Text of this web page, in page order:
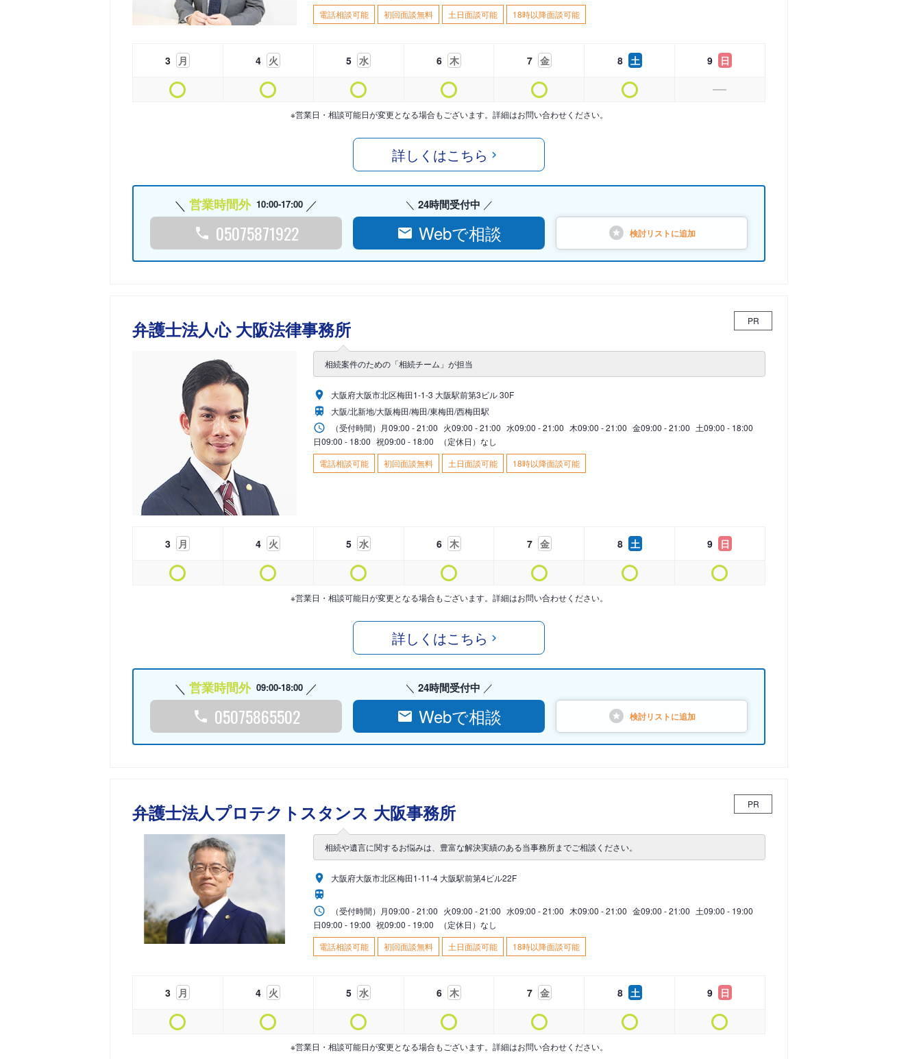
電話相談可能
初回面談無料 土日面談可能 18時以降面談可能
3 月 4 火 5 水 6 木 7 金 8 土 9 日
※営業日・相談可能日が変更となる場合もございます。詳細はお問い合わせください。
詳しくはこちら
営業時間外 10:00-17:00
05075871922
24時間受付中
Webで相談 検討リストに追加
弁護士法人心 大阪法律事務所 PR
相続案件のための「相続チーム」が担当
大阪府大阪市北区梅田1-1-3 大阪駅前第3ビル 30F
大阪/北新地/大阪梅田/梅田/東梅田/西梅田駅
（受付時間） 月09:00 - 21:00 火09:00 - 21:00 水09:00 - 21:00 木09:00 - 21:00 金09:00 - 21:00 土09:00 - 18:00
日09:00 - 18:00 祝09:00 - 18:00
（定休日）なし
電話相談可能
初回面談無料 土日面談可能 18時以降面談可能
3 月 4 火 5 水 6 木 7 金 8 土 9 日
※営業日・相談可能日が変更となる場合もございます。詳細はお問い合わせください。
詳しくはこちら
営業時間外 09:00-18:00
05075865502
24時間受付中
Webで相談 検討リストに追加
弁護士法人プロテクトスタンス 大阪事務所 PR
相続や遺言に関するお悩みは、豊富な解決実績のある当事務所までご相談ください。
大阪府大阪市北区梅田1-11-4 大阪駅前第4ビル22F
（受付時間） 月09:00 - 21:00 火09:00 - 21:00 水09:00 - 21:00 木09:00 - 21:00 金09:00 - 21:00 土09:00 - 19:00
日09:00 - 19:00 祝09:00 - 19:00
（定休日）なし
電話相談可能
初回面談無料 土日面談可能 18時以降面談可能
3 月 4 火 5 水 6 木 7 金 8 土 9 日
※営業日・相談可能日が変更となる場合もございます。詳細はお問い合わせください。